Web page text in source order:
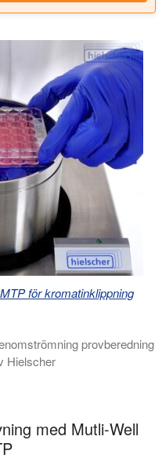
för kromatinklippning
provberedning
Hielscher
med Mutli-Well